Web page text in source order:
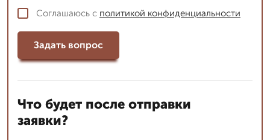
Соглашаюсь с политикой конфиденциальности
Задать вопрос
Что будет после отправки
заявки?